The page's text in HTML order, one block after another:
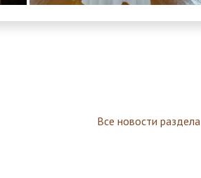
Все новости раздела